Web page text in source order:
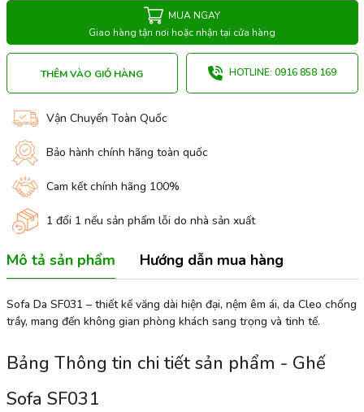
MUA NGAY
Giao hàng tận nơi hoặc nhận tại cửa hàng
THÊM VÀO GIỎ HÀNG HOTLINE: 0916 858 169
Vận Chuyển Toàn Quốc
Bảo hành chính hãng toàn quốc
Cam kết chính hãng 100%
1 đổi 1 nếu sản phẩm lỗi do nhà sản xuất
Mô tả sản phẩm Hướng dẫn mua hàng
Sofa Da SF031 – thiết kế văng dài hiện đại, nệm êm ái, da Cleo chống
trầy, mang đến không gian phòng khách sang trọng và tinh tế.
Bảng Thông tin chi tiết sản phẩm - Ghế
Sofa SF031